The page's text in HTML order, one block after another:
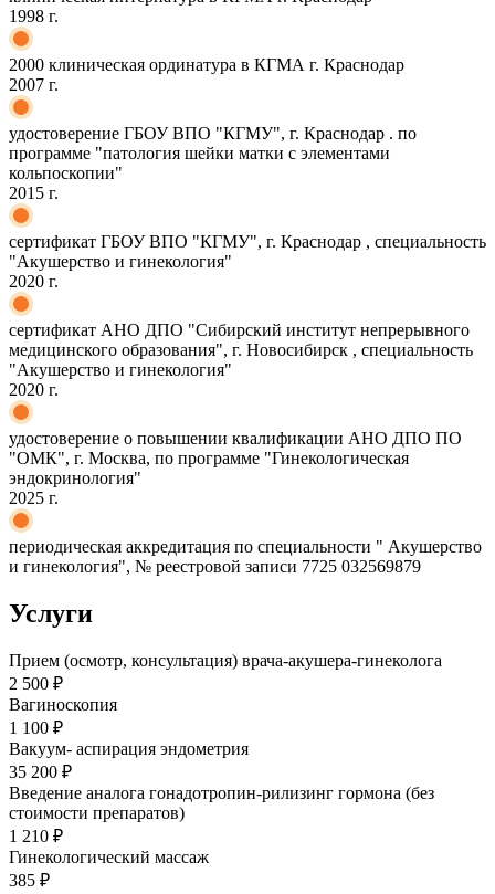
1998 г.
2000 клиническая ординатура в КГМА г. Краснодар
2007 г.
удостоверение ГБОУ ВПО "КГМУ", г. Краснодар . по
программе "патология шейки матки с элементами
кольпоскопии"
2015 г.
сертификат ГБОУ ВПО "КГМУ", г. Краснодар , специальность
"Акушерство и гинекология"
2020 г.
сертификат АНО ДПО "Сибирский институт непрерывного
медицинского образования", г. Новосибирск , специальность
"Акушерство и гинекология"
2020 г.
удостоверение о повышении квалификации АНО ДПО ПО
"ОМК", г. Москва, по программе "Гинекологическая
эндокринология"
2025 г.
периодическая аккредитация по специальности " Акушерство
и гинекология", № реестровой записи 7725 032569879
Услуги
Прием (осмотр, консультация) врача-акушера-гинеколога
2 500 ₽
Вагиноскопия
1 100 ₽
Вакуум- аспирация эндометрия
35 200 ₽
Введение аналога гонадотропин-рилизинг гормона (без
стоимости препаратов)
1 210 ₽
Гинекологический массаж
385 ₽